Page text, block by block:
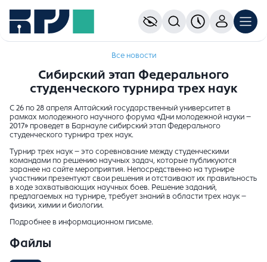
Все новости
Сибирский этап Федерального
студенческого турнира трех наук
С 26 по 28 апреля Алтайский государственный университет в
рамках молодежного научного форума «Дни молодежной науки –
2017» проведет в Барнауле сибирский этап Федерального
студенческого турнира трех наук.
Турнир трех наук – это соревнование между студенческими
командами по решению научных задач, которые публикуются
заранее на сайте мероприятия. Непосредственно на турнире
участники презентуют свои решения и отстаивают их правильность
в ходе захватывающих научных боев. Решение заданий,
предлагаемых на турнире, требует знаний в области трех наук –
физики, химии и биологии.
Подробнее в информационном письме.
Файлы